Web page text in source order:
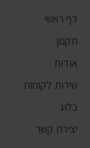
דף ראשי
תקנון
אודות
שירות לקוחות
בלוג
יצירת קשר